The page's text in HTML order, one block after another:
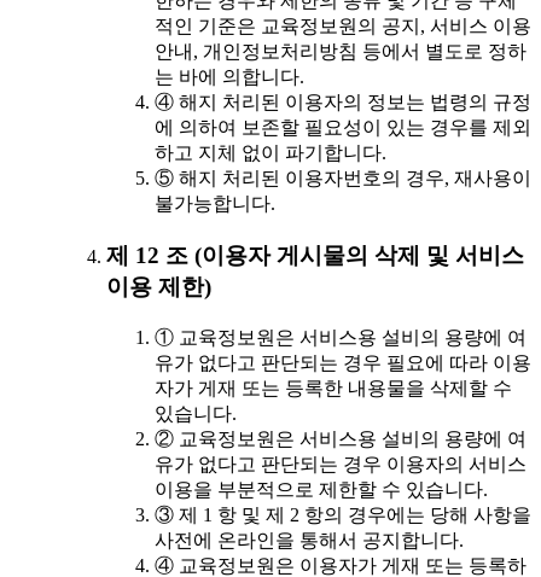
적인 기준은 교육정보원의 공지, 서비스 이용
안내, 개인정보처리방침 등에서 별도로 정하
는 바에 의합니다.
④ 해지 처리된 이용자의 정보는 법령의 규정
에 의하여 보존할 필요성이 있는 경우를 제외
하고 지체 없이 파기합니다.
⑤ 해지 처리된 이용자번호의 경우, 재사용이
불가능합니다.
제 12 조 (이용자 게시물의 삭제 및 서비스
이용 제한)
① 교육정보원은 서비스용 설비의 용량에 여
유가 없다고 판단되는 경우 필요에 따라 이용
자가 게재 또는 등록한 내용물을 삭제할 수
있습니다.
② 교육정보원은 서비스용 설비의 용량에 여
유가 없다고 판단되는 경우 이용자의 서비스
이용을 부분적으로 제한할 수 있습니다.
③ 제 1 항 및 제 2 항의 경우에는 당해 사항을
사전에 온라인을 통해서 공지합니다.
④ 교육정보원은 이용자가 게재 또는 등록하